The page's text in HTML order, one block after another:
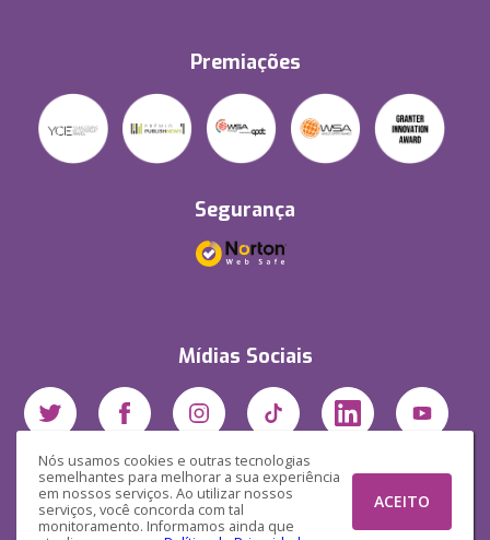
Nós usamos cookies e outras tecnologias
semelhantes para melhorar a sua experiência
em nossos serviços. Ao utilizar nossos
serviços, você concorda com tal
monitoramento. Informamos ainda que
ACEITO
Premiações
Segurança
Mídias Sociais